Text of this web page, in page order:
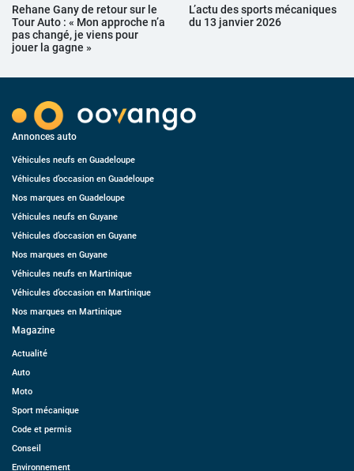
Rehane Gany de retour sur le
Tour Auto : « Mon approche n’a
pas changé, je viens pour
jouer la gagne »
L’actu des sports mécaniques
du 13 janvier 2026
Annonces auto
Véhicules neufs en Guadeloupe
Véhicules d’occasion en Guadeloupe
Nos marques en Guadeloupe
Véhicules neufs en Guyane
Véhicules d’occasion en Guyane
Nos marques en Guyane
Véhicules neufs en Martinique
Véhicules d’occasion en Martinique
Nos marques en Martinique
Magazine
Actualité
Auto
Moto
Sport mécanique
Code et permis
Conseil
Environnement